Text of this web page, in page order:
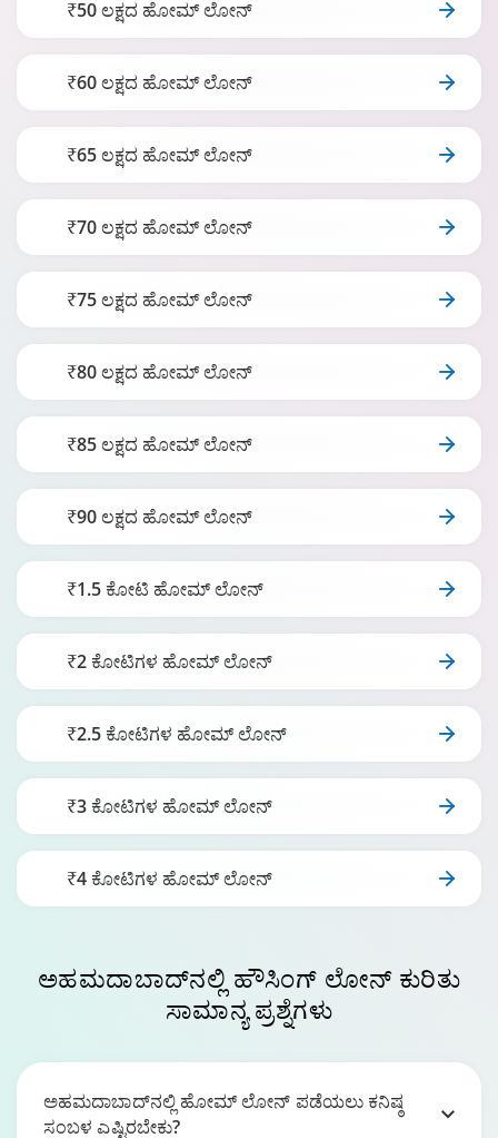
₹50 ಲಕ್ಷದ ಹೋಮ್ ಲೋನ್
₹60 ಲಕ್ಷದ ಹೋಮ್ ಲೋನ್
₹65 ಲಕ್ಷದ ಹೋಮ್ ಲೋನ್
₹70 ಲಕ್ಷದ ಹೋಮ್ ಲೋನ್
₹75 ಲಕ್ಷದ ಹೋಮ್ ಲೋನ್
₹80 ಲಕ್ಷದ ಹೋಮ್ ಲೋನ್
₹85 ಲಕ್ಷದ ಹೋಮ್ ಲೋನ್
₹90 ಲಕ್ಷದ ಹೋಮ್ ಲೋನ್
₹1.5 ಕೋಟಿ ಹೋಮ್ ಲೋನ್
₹2 ಕೋಟಿಗಳ ಹೋಮ್ ಲೋನ್
₹2.5 ಕೋಟಿಗಳ ಹೋಮ್ ಲೋನ್
₹3 ಕೋಟಿಗಳ ಹೋಮ್ ಲೋನ್
₹4 ಕೋಟಿಗಳ ಹೋಮ್ ಲೋನ್
ಅಹಮದಾಬಾದ್‌ನಲ್ಲಿ ಹೌಸಿಂಗ್ ಲೋನ್ ಕುರಿತು
ಸಾಮಾನ್ಯ ಪ್ರಶ್ನೆಗಳು
ಅಹಮದಾಬಾದ್‌ನಲ್ಲಿ ಹೋಮ್ ಲೋನ್ ಪಡೆಯಲು ಕನಿಷ್ಠ
ಸಂಬಳ ಎಷ್ಟಿರಬೇಕು?